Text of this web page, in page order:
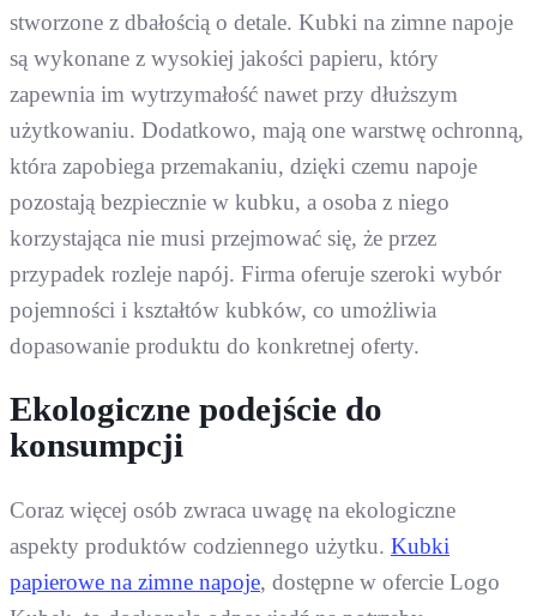
stworzone z dbałością o detale. Kubki na zimne napoje
są wykonane z wysokiej jakości papieru, który
zapewnia im wytrzymałość nawet przy dłuższym
użytkowaniu. Dodatkowo, mają one warstwę ochronną,
która zapobiega przemakaniu, dzięki czemu napoje
pozostają bezpiecznie w kubku, a osoba z niego
korzystająca nie musi przejmować się, że przez
przypadek rozleje napój. Firma oferuje szeroki wybór
pojemności i kształtów kubków, co umożliwia
dopasowanie produktu do konkretnej oferty.
Ekologiczne podejście do
konsumpcji
Coraz więcej osób zwraca uwagę na ekologiczne
aspekty produktów codziennego użytku. Kubki
papierowe na zimne napoje, dostępne w ofercie Logo